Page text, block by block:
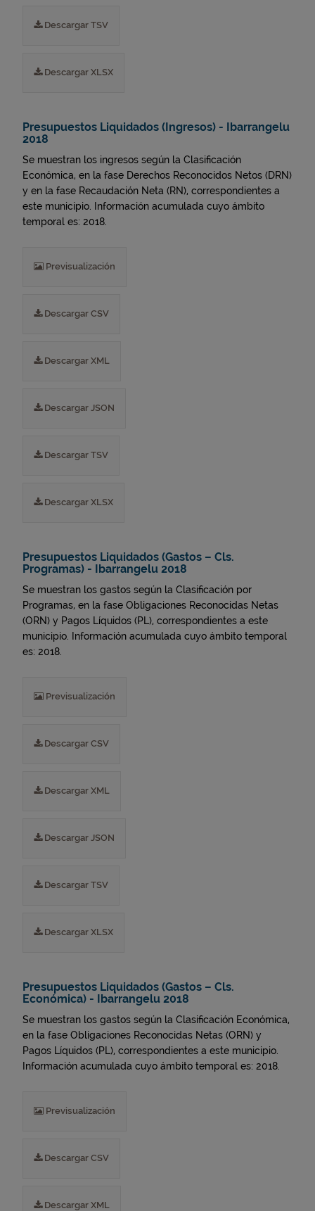
Descargar TSV
Descargar XLSX
Presupuestos Liquidados (Ingresos) - Ibarrangelu
2018
Se muestran los ingresos según la Clasificación
Económica, en la fase Derechos Reconocidos Netos (DRN)
y en la fase Recaudación Neta (RN), correspondientes a
este municipio. Información acumulada cuyo ámbito
temporal es: 2018.
Previsualización
Descargar CSV
Descargar XML
Descargar JSON
Descargar TSV
Descargar XLSX
Presupuestos Liquidados (Gastos – Cls.
Programas) - Ibarrangelu 2018
Se muestran los gastos según la Clasificación por
Programas, en la fase Obligaciones Reconocidas Netas
(ORN) y Pagos Líquidos (PL), correspondientes a este
municipio. Información acumulada cuyo ámbito temporal
es: 2018.
Previsualización
Descargar CSV
Descargar XML
Descargar JSON
Descargar TSV
Descargar XLSX
Presupuestos Liquidados (Gastos – Cls.
Económica) - Ibarrangelu 2018
Se muestran los gastos según la Clasificación Económica,
en la fase Obligaciones Reconocidas Netas (ORN) y
Pagos Líquidos (PL), correspondientes a este municipio.
Información acumulada cuyo ámbito temporal es: 2018.
Previsualización
Descargar CSV
Descargar XML